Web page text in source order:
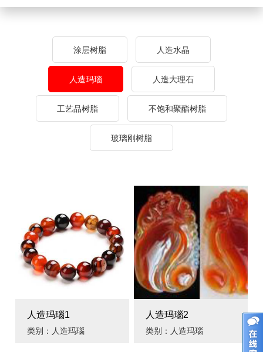
涂层树脂 人造水晶
人造玛瑙 人造大理石
工艺品树脂 不饱和聚酯树脂
玻璃刚树脂
人造玛瑙1
类别：人造玛瑙
人造玛瑙2
类别：人造玛瑙